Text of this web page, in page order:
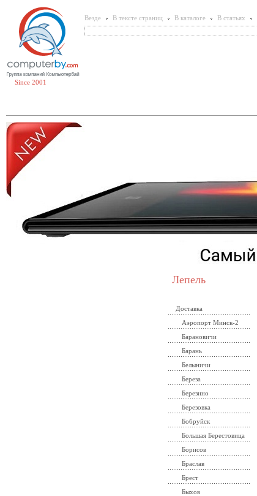
Since 2001
Везде В тексте страниц В каталоге В статьях
Лепель
Доставка
Аэропорт Минск-2
Барановичи
Барань
Белыничи
Береза
Березино
Березовка
Бобруйск
Большая Берестовица
Борисов
Браслав
Брест
Быхов